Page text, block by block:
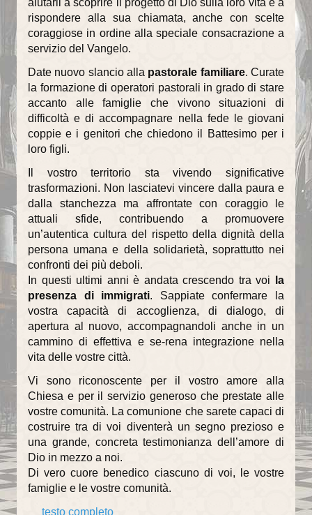
aiutarli a scoprire il progetto di Dio sulla loro vita e a
rispondere alla sua chiamata, anche con scelte
coraggiose in ordine alla speciale consacrazione a
servizio del Vangelo.
Date nuovo slancio alla pastorale familiare. Curate
la formazione di operatori pastorali in grado di stare
accanto alle famiglie che vivono situazioni di
difficoltà e di accompagnare nella fede le giovani
coppie e i genitori che chiedono il Battesimo per i
loro figli.
Il vostro territorio sta vivendo significative
trasformazioni. Non lasciatevi vincere dalla paura e
dalla stanchezza ma affrontate con coraggio le
attuali sfide, contribuendo a promuovere
un’autentica cultura del rispetto della dignità della
persona umana e della solidarietà, soprattutto nei
confronti dei più deboli.
In questi ultimi anni è andata crescendo tra voi
la
presenza di immigrati. Sappiate confermare la
vostra capacità di accoglienza, di dialogo, di
apertura al nuovo, accompagnandoli anche in un
cammino di effettiva e se-rena integrazione nella
vita delle vostre città.
Vi sono riconoscente per il vostro amore alla
Chiesa e per il servizio generoso che prestate alle
vostre comunità. La comunione che sarete capaci di
costruire tra di voi diventerà un segno prezioso e
una grande, concreta testimonianza dell’amore di
Dio in mezzo a noi.
Di vero cuore benedico ciascuno di voi, le vostre
famiglie e le vostre comunità.
testo completo